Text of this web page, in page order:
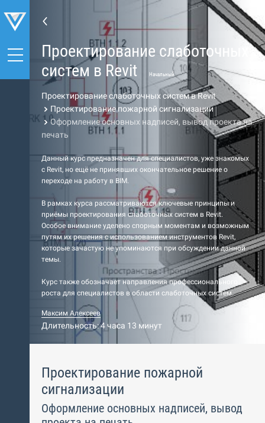
Проектирование слаботочных
систем в Revit
Начальный
Проектирование слаботочных систем в Revit
Проектирование пожарной сигнализации
Оформление основных надписей, вывод проекта на
печать
Данный курс предназначен для специалистов, уже знакомых
с Revit, но ещё не принявших окончательное решение о
переходе на работу в BIM.
В рамках курса рассматриваются ключевые принципы и
приёмы проектирования слаботочных систем в Revit.
Особое внимание уделено спорным моментам и возможным
путям их решения с использованием инструментов Revit,
которые зачастую не упоминаются при обсуждении данной
темы.
Курс также обозначает направления профессионального
роста для специалистов в области слаботочных систем.
Максим Алексеев
Длительность: 4 часа 13 минут
Проектирование пожарной
сигнализации
Оформление основных надписей, вывод